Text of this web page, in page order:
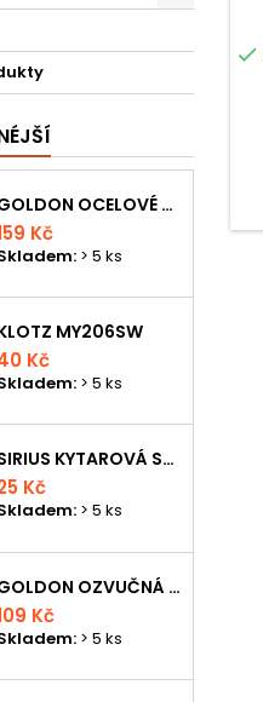
GOLDON OCELOVÉ PRSTOVÉ ČINELKY
Kč
> 5 ks
MY206SW
Kč
> 5 ks
SIRIUS KYTAROVÁ STRUNA
Kč
> 5 ks
GOLDON OZVUČNÁ DŘÍVKA 18 X 200MM
Kč
> 5 ks
